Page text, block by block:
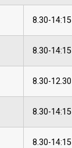
8.30-14:15
8.30-14:15
8.30-12.30
8.30-14:15
8.30-14:15